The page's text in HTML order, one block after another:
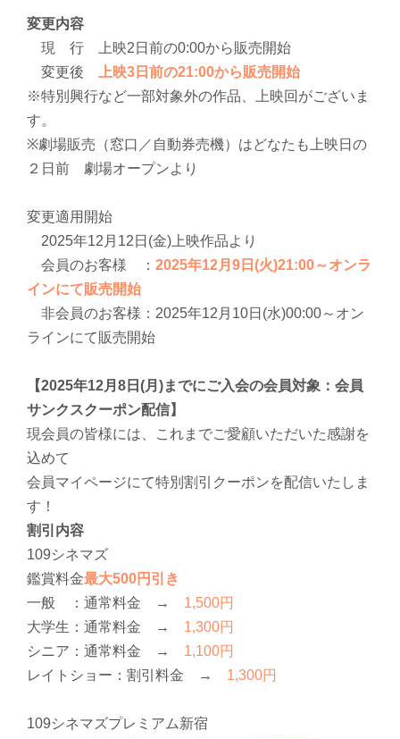
変更内容
現 行 上映2日前の0:00から販売開始
変更後
上映3日前の21:00から販売開始
※特別興行など一部対象外の作品、上映回がございま
す。
※劇場販売（窓口／自動券売機）はどなたも上映日の
２日前 劇場オープンより
変更適用開始
2025年12月12日(金)上映作品より
会員のお客様 ： 2025年12月9日(火)21:00～オンラ
インにて販売開始
非会員のお客様：2025年12月10日(水)00:00～オン
ラインにて販売開始
【2025年12月8日(月)までにご入会の会員対象：会員
サンクスクーポン配信】
現会員の皆様には、これまでご愛顧いただいた感謝を
込めて
会員マイページにて特別割引クーポンを配信いたしま
す！
割引内容
109シネマズ
鑑賞料金最大500円引き
一般 ：通常料金 → 1,500円
大学生：通常料金 → 1,300円
シニア：通常料金 → 1,100円
レイトショー：割引料金 → 1,300円
109シネマズプレミアム新宿